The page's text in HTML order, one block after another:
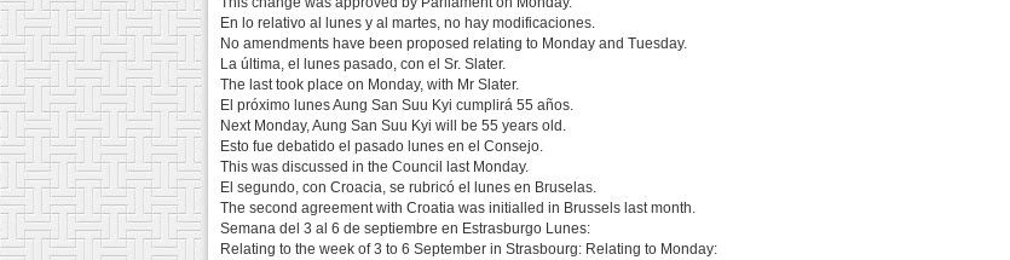
En lo relativo al lunes y al martes, no hay modificaciones.
No amendments have been proposed relating to Monday and Tuesday.
La última, el lunes pasado, con el Sr. Slater.
The last took place on Monday, with Mr Slater.
El próximo lunes Aung San Suu Kyi cumplirá 55 años.
Next Monday, Aung San Suu Kyi will be 55 years old.
Esto fue debatido el pasado lunes en el Consejo.
This was discussed in the Council last Monday.
El segundo, con Croacia, se rubricó el lunes en Bruselas.
The second agreement with Croatia was initialled in Brussels last month.
Semana del 3 al 6 de septiembre en Estrasburgo Lunes:
Relating to the week of 3 to 6 September in Strasbourg: Relating to Monday: